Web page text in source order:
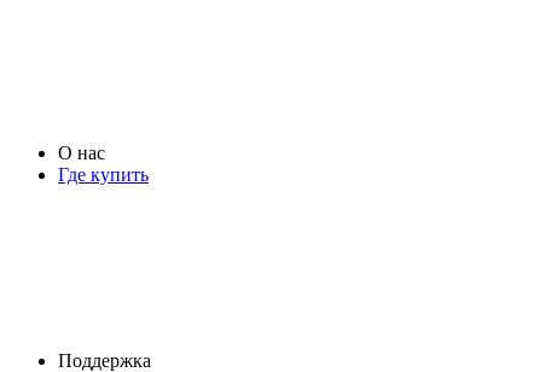
О нас
Где купить
Поддержка